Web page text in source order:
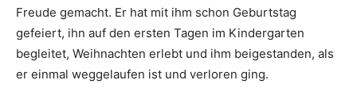
Freude gemacht. Er hat mit ihm schon Geburtstag
gefeiert, ihn auf den ersten Tagen im Kindergarten
begleitet, Weihnachten erlebt und ihm beigestanden, als
er einmal weggelaufen ist und verloren ging.